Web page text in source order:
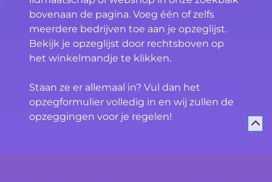
bovenaan de pagina. Voeg één of zelfs
meerdere bedrijven toe aan je opzeglijst.
Bekijk je opzeglijst door rechtsboven op
het winkelmandje te klikken.
Staan ze er allemaal in? Vul dan het
opzegformulier volledig in en wij zullen de
opzeggingen voor je regelen!